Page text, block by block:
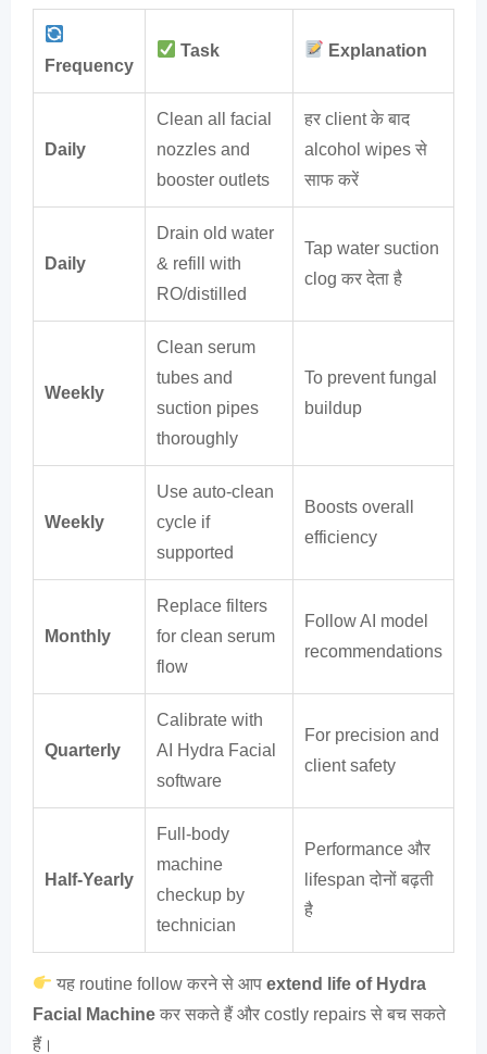
Frequency
Task Explanation
Daily
Clean all facial
nozzles and
booster outlets
हर client के बाद
alcohol wipes से
साफ करें
Daily
Drain old water
& refill with
RO/distilled
Tap water suction
clog कर देता है
Weekly
Clean serum
tubes and
suction pipes
thoroughly
To prevent fungal
buildup
Weekly
Use auto-clean
cycle if
supported
Boosts overall
efficiency
Monthly
Replace filters
for clean serum
flow
Follow AI model
recommendations
Quarterly
Calibrate with
AI Hydra Facial
software
For precision and
client safety
Half-Yearly
Full-body
machine
checkup by
technician
Performance और
lifespan दोनों बढ़ती
है
यह routine follow करने से आपextend life of Hydra
Facial Machine कर सकते हैं और costly repairs से बच सकते
हैं।